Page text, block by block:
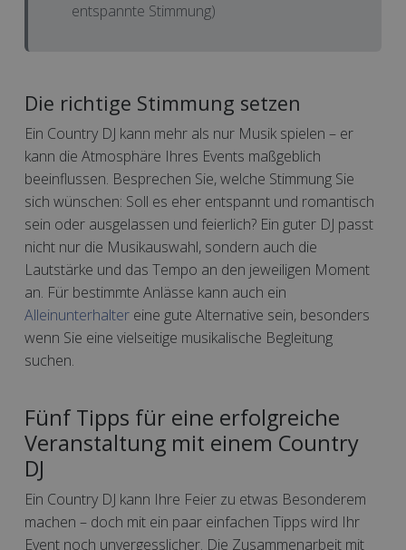
entspannte Stimmung)
Die richtige Stimmung setzen
Ein Country DJ kann mehr als nur Musik spielen – er
kann die Atmosphäre Ihres Events maßgeblich
beeinflussen. Besprechen Sie, welche Stimmung Sie
sich wünschen: Soll es eher entspannt und romantisch
sein oder ausgelassen und feierlich? Ein guter DJ passt
nicht nur die Musikauswahl, sondern auch die
Lautstärke und das Tempo an den jeweiligen Moment
an. Für bestimmte Anlässe kann auch ein
Alleinunterhalter eine gute Alternative sein, besonders
wenn Sie eine vielseitige musikalische Begleitung
suchen.
Fünf Tipps für eine erfolgreiche
Veranstaltung mit einem Country
DJ
Ein Country DJ kann Ihre Feier zu etwas Besonderem
machen – doch mit ein paar einfachen Tipps wird Ihr
Event noch unvergesslicher. Die Zusammenarbeit mit